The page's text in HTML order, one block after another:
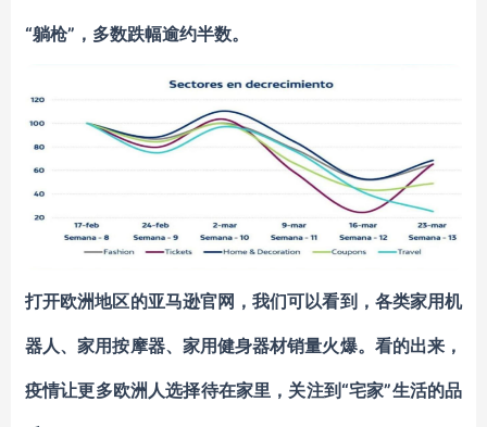
“躺枪”，多数跌幅逾约半数。
打开欧洲地区的亚马逊官网，我们可以看到， 各类家用机
器人、家用按摩器、家用健身器材销量火爆。看的出来，
疫情让更多欧洲人选择待在家里，关注到“宅家”生活的品